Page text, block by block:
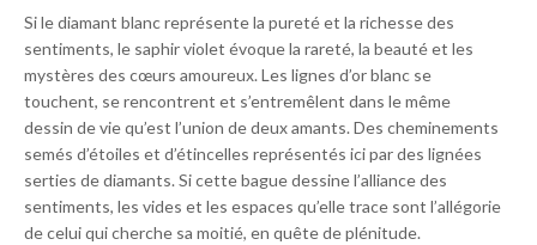
Si le diamant blanc représente la pureté et la richesse des
sentiments, le saphir violet évoque la rareté, la beauté et les
mystères des cœurs amoureux. Les lignes d’or blanc se
touchent, se rencontrent et s’entremêlent dans le même
dessin de vie qu’est l’union de deux amants. Des cheminements
semés d’étoiles et d’étincelles représentés ici par des lignées
serties de diamants. Si cette bague dessine l’alliance des
sentiments, les vides et les espaces qu’elle trace sont l’allégorie
de celui qui cherche sa moitié, en quête de plénitude.